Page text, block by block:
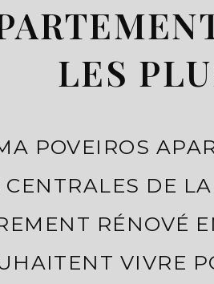
LES
POVEIROS
CENTRALES DE
RÉNOVÉ
VIVRE